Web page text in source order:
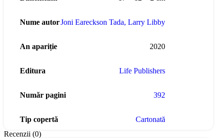
Nume autorJoni Eareckson Tada, Larry Libby
An apariție 2020
Editura Life Publishers
Număr pagini 392
Tip copertă
Cartonată
Recenzii (0)